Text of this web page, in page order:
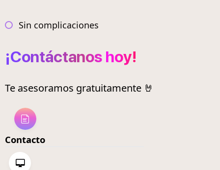
Sin complicaciones
¡Contáctanos hoy!
Te asesoramos gratuitamente 🤘
Contacto